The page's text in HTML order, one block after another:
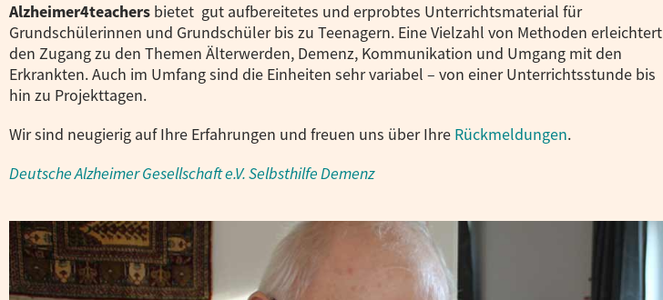
Alzheimer4teachers bietet gut aufbereitetes und erprobtes Unterrichtsmaterial für
Grundschülerinnen und Grundschüler bis zu Teenagern. Eine Vielzahl von Methoden erleichtert
den Zugang zu den Themen Älterwerden, Demenz, Kommunikation und Umgang mit den
Erkrankten. Auch im Umfang sind die Einheiten sehr variabel – von einer Unterrichtsstunde bis
hin zu Projekttagen.
Wir sind neugierig auf Ihre Erfahrungen und freuen uns über Ihre Rückmeldungen.
Deutsche Alzheimer Gesellschaft e.V. Selbsthilfe Demenz